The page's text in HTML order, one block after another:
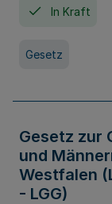
In Kraft
Gesetz
Gesetz zur
und
Westfalen
- LGG)